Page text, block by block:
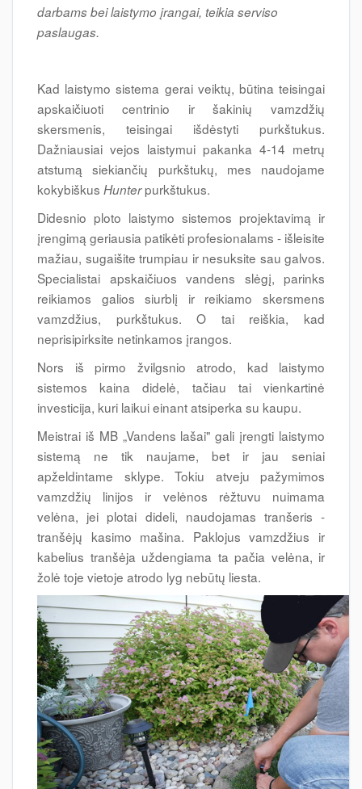
darbams bei laistymo įrangai, teikia serviso
paslaugas.
Kad laistymo sistema gerai veiktų, būtina teisingai
apskaičiuoti centrinio ir šakinių vamzdžių
skersmenis, teisingai išdėstyti purkštukus.
Dažniausiai vejos laistymui pakanka 4-14 metrų
atstumą siekiančių purkštukų, mes naudojame
kokybiškus Hunterpurkštukus.
Didesnio ploto laistymo sistemos projektavimą ir
įrengimą geriausia patikėti profesionalams - išleisite
mažiau, sugaišite trumpiau ir nesuksite sau galvos.
Specialistai apskaičiuos vandens slėgį, parinks
reikiamos galios siurblį ir reikiamo skersmens
vamzdžius, purkštukus. O tai reiškia, kad
neprisipirksite netinkamos įrangos.
Nors iš pirmo žvilgsnio atrodo, kad laistymo
sistemos kaina didelė, tačiau tai vienkartinė
investicija, kuri laikui einant atsiperka su kaupu.
Meistrai iš MB „Vandens lašai" gali įrengti laistymo
sistemą ne tik naujame, bet ir jau seniai
apželdintame sklype. Tokiu atveju pažymimos
vamzdžių linijos ir velėnos rėžtuvu nuimama
velėna, jei plotai dideli, naudojamas tranšeris -
tranšėjų kasimo mašina. Paklojus vamzdžius ir
kabelius tranšėja uždengiama ta pačia velėna, ir
žolė toje vietoje atrodo lyg nebūtų liesta.